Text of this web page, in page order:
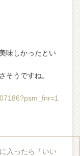
味しかったとい
そうですね。
入ったら「いい